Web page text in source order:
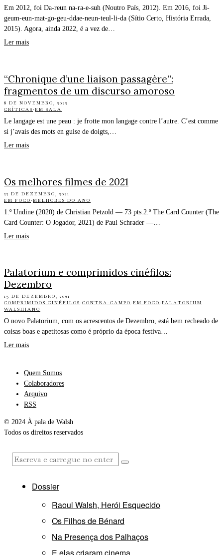
Em 2012, foi Da-reun na-ra-e-suh (Noutro País, 2012). Em 2016, foi Ji-
geum-eun-mat-go-geu-ddae-neun-teul-li-da (Sítio Certo, História Errada,
2015). Agora, ainda 2022, é a vez de…
Ler mais
“Chronique d’une liaison passagère”:
fragmentos de um discurso amoroso
8 DE NOVEMBRO, 2022
CRÍTICAS·EM SALA
Le langage est une peau : je frotte mon langage contre l’autre. C’est comme
si j’avais des mots en guise de doigts,…
Ler mais
Os melhores filmes de 2021
22 DE DEZEMBRO, 2021
EM FOCO·MELHORES DO ANO
1.º Undine (2020) de Christian Petzold — 73 pts.2.º The Card Counter (The
Card Counter: O Jogador, 2021) de Paul Schrader —…
Ler mais
Palatorium e comprimidos cinéfilos:
Dezembro
13 DE DEZEMBRO, 2021
COMPRIMIDOS CINÉFILOS·CONTRA-CAMPO·EM FOCO·PALATORIUM
WALSHIANO
O novo Palatorium, com os acrescentos de Dezembro, está bem recheado de
coisas boas e apetitosas como é próprio da época festiva…
Ler mais
Quem Somos
Colaboradores
Arquivo
RSS
© 2024 À pala de Walsh
Todos os direitos reservados
Dossier
Raoul Walsh, Herói Esquecido
Os Filhos de Bénard
Na Presença dos Palhaços